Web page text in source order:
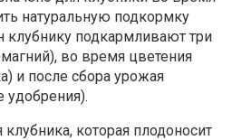
натуральную подкормку
клубнику подкармливают три
во время цветения
и после сбора урожая
которая плодоносит